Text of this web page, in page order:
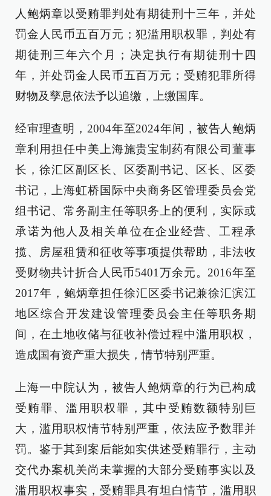
人鲍炳章以受贿罪判处有期徒刑十三年，并处
罚金人民币五百万元；犯滥用职权罪，判处有
期徒刑三年六个月；决定执行有期徒刑十四
年，并处罚金人民币五百万元；受贿犯罪所得
财物及孳息依法予以追缴，上缴国库。
经审理查明，2004年至2024年间，被告人鲍炳
章利用担任中美上海施贵宝制药有限公司董事
长，徐汇区副区长、区委副书记、区长、区委
书记，上海虹桥国际中央商务区管理委员会党
组书记、常务副主任等职务上的便利，实际或
承诺为他人及相关单位在企业经营、工程承
揽、房屋租赁和征收等事项提供帮助，非法收
受财物共计折合人民币5401万余元。2016年至
2017年，鲍炳章担任徐汇区委书记兼徐汇滨江
地区综合开发建设管理委员会主任等职务期
间，在土地收储与征收补偿过程中滥用职权，
造成国有资产重大损失，情节特别严重。
上海一中院认为，被告人鲍炳章的行为已构成
受贿罪、滥用职权罪，其中受贿数额特别巨
大，滥用职权情节特别严重，依法应予数罪并
罚。鉴于其到案后能如实供述受贿罪行，主动
交代办案机关尚未掌握的大部分受贿事实以及
滥用职权事实，受贿罪具有坦白情节，滥用职